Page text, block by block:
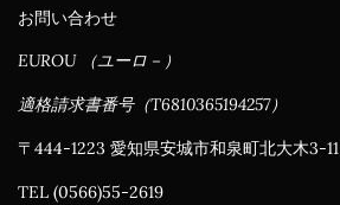
お問い合わせ
EUROU （ユーロ－）
適格請求書番号（T6810365194257）
〒444-1223 愛知県安城市和泉町北大木3-11
TEL (0566)55-2619